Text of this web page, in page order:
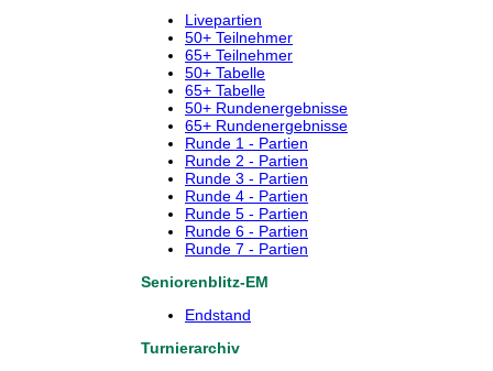
Livepartien
50+ Teilnehmer
65+ Teilnehmer
50+ Tabelle
65+ Tabelle
50+ Rundenergebnisse
65+ Rundenergebnisse
Runde 1 - Partien
Runde 2 - Partien
Runde 3 - Partien
Runde 4 - Partien
Runde 5 - Partien
Runde 6 - Partien
Runde 7 - Partien
Seniorenblitz-EM
Endstand
Turnierarchiv